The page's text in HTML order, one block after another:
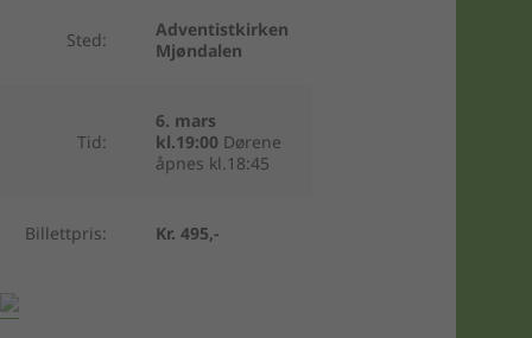
Sted:
Adventistkirken
Mjøndalen
Tid:
6. mars
kl.19:00 Dørene
åpnes kl.18:45
Billettpris: Kr. 495,-